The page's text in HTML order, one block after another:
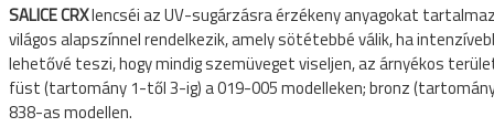
SALICE CRXlencséi az UV-sugárzásra érzékeny anyagokat
világos alapszínnel rendelkezik, amely sötétebbé válik, ha
lehetővé teszi, hogy mindig szemüveget viseljen, az árnyékos
füst (tartomány 1-től 3-ig) a 019-005 modelleken; bronz
838-as modellen.